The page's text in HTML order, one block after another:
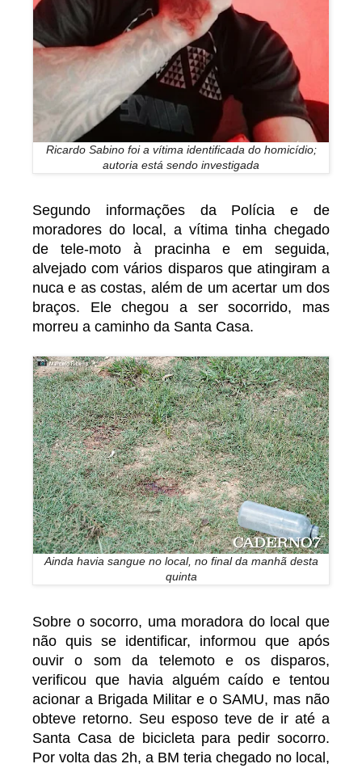
Ricardo Sabino foi a vítima identificada do homicídio;
autoria está sendo investigada
Segundo informações da Polícia e de
moradores do local, a vítima tinha chegado
de tele-moto à pracinha e em seguida,
alvejado com vários disparos que atingiram a
nuca e as costas, além de um acertar um dos
braços. Ele chegou a ser socorrido, mas
morreu a caminho da Santa Casa.
Ainda havia sangue no local, no final da manhã desta
quinta
Sobre o socorro, uma moradora do local que
não quis se identificar, informou que após
ouvir o som da telemoto e os disparos,
verificou que havia alguém caído e tentou
acionar a Brigada Militar e o SAMU, mas não
obteve retorno. Seu esposo teve de ir até a
Santa Casa de bicicleta para pedir socorro.
Por volta das 2h, a BM teria chegado no local,